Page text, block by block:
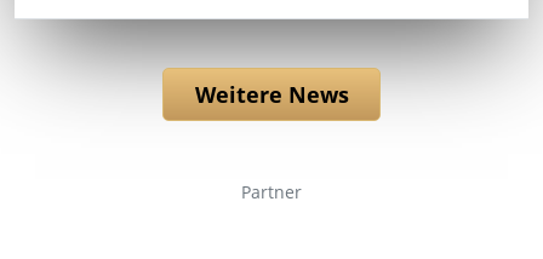
Weitere News
Partner